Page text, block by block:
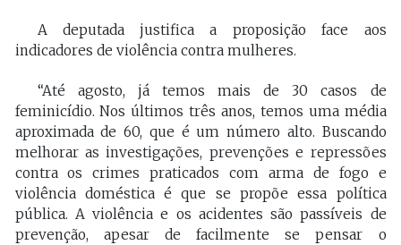
A deputada justifica a proposição face aos
indicadores de violência contra mulheres.
“Até agosto, já temos mais de 30 casos de
feminicídio. Nos últimos três anos, temos uma média
aproximada de 60, que é um número alto. Buscando
melhorar as investigações, prevenções e repressões
contra os crimes praticados com arma de fogo e
violência doméstica é que se propõe essa política
pública. A violência e os acidentes são passíveis de
prevenção, apesar de facilmente se pensar o